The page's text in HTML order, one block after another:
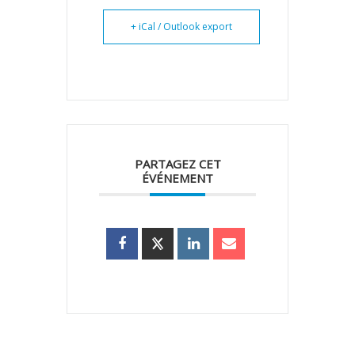
+ iCal / Outlook export
PARTAGEZ CET
ÉVÉNEMENT